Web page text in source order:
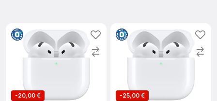
-20,00 €
-25,00 €